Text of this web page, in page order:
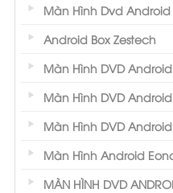
Màn Hình Dvd Android
Android Box Zestech
Màn Hình DVD
Màn Hình DVD
Màn Hình DVD
Màn Hình Android
MÀN HÌNH DVD